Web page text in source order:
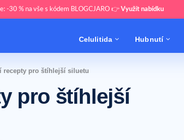
-30 % na vše s kódem BLOGCJARO 👉 Využít nabídku
Celulitida Hubnutí
recepty pro štíhlejší siluetu
pro štíhlejší